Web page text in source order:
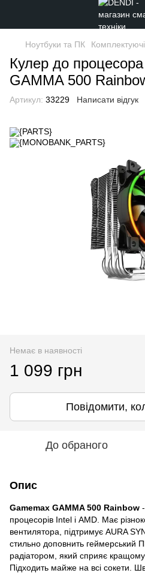
Ноутбуки та ПК
Кулер до
GAMMA 500
Артикул: 33229 Написати відгук
Немає в наявності
1 099 грн
Повідомити,
До обраного
Опис
Gamemax GAMMA 500 Rainbow
процесорів Intel і AMD. Має
вентилятора, підтримує AURA
стильно доповнить геймерський
радіатором, який сприяє
Підходить майже на всі сокети.